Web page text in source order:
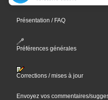
Présentation / FAQ
Préférences générales
Corrections / mises à jour
Envoyez vos commentaires/